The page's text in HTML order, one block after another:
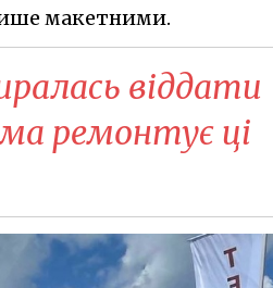
макетними.
віддати
ремонтує ці